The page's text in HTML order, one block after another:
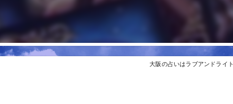
大阪の占いはラブアンドライト